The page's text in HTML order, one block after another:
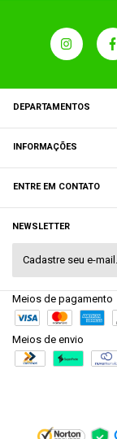
DEPARTAMENTOS
INFORMAÇÕES
ENTRE EM CONTATO
NEWSLETTER
Meios de pagamento
Meios de envio